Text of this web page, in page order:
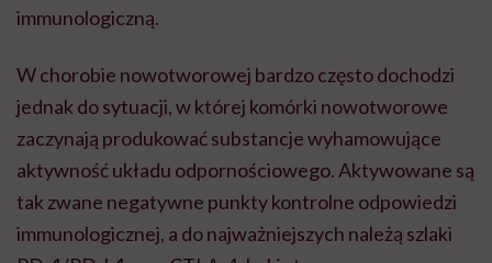
immunologiczną.
W chorobie nowotworowej bardzo często dochodzi
jednak do sytuacji, w której komórki nowotworowe
zaczynają produkować substancje wyhamowujące
aktywność układu odpornościowego. Aktywowane są
tak zwane negatywne punkty kontrolne odpowiedzi
immunologicznej, a do najważniejszych należą szlaki